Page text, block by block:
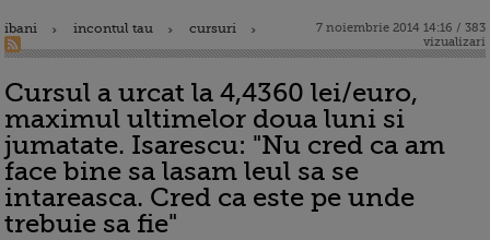
ibani incontul tau cursuri
7 noiembrie 2014 14:16 / 383
vizualizari
Cursul a urcat la 4,4360 lei/euro,
maximul ultimelor doua luni si
jumatate. Isarescu: "Nu cred ca am
face bine sa lasam leul sa se
intareasca. Cred ca este pe unde
trebuie sa fie"